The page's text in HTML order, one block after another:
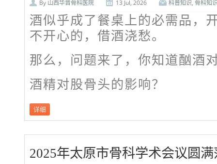
By 山西华晋骨科医院 13 Jul, 2026 科普知识, 骨科知
酒似乎成了餐桌上的必需品，
不开心的，借酒浇愁。
那么，问题来了，你知道酗酒
酒精对股骨头的影响？
详细
2025年太原市骨科学术会议圆